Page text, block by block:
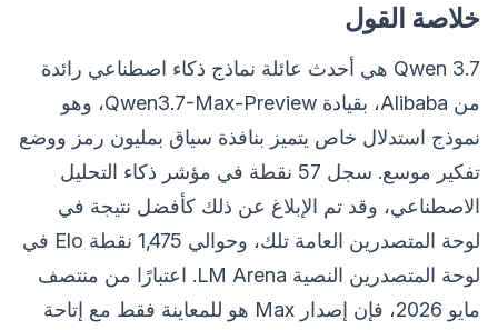
خلاصة القول
Qwen 3.7 هي أحدث عائلة نماذج ذكاء اصطناعي رائدة
من Alibaba، بقيادة Qwen3.7-Max-Preview، وهو
نموذج استدلال خاص يتميز بنافذة سياق بمليون رمز ووضع
تفكير موسع. سجل 57 نقطة في مؤشر ذكاء التحليل
الاصطناعي، وقد تم الإبلاغ عن ذلك كأفضل نتيجة في
لوحة المتصدرين العامة تلك، وحوالي 1,475 نقطة Elo في
لوحة المتصدرين النصية LM Arena. اعتبارًا من منتصف
مايو 2026، فإن إصدار Max هو للمعاينة فقط مع إتاحة